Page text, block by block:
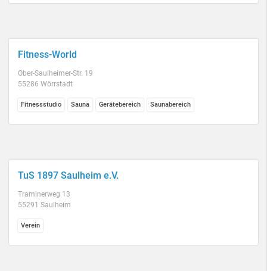
Fitness-World
Ober-Saulheimer-Str. 19
55286 Wörrstadt
Fitnessstudio Sauna Gerätebereich Saunabereich
TuS 1897 Saulheim e.V.
Traminerweg 13
55291 Saulheim
Verein